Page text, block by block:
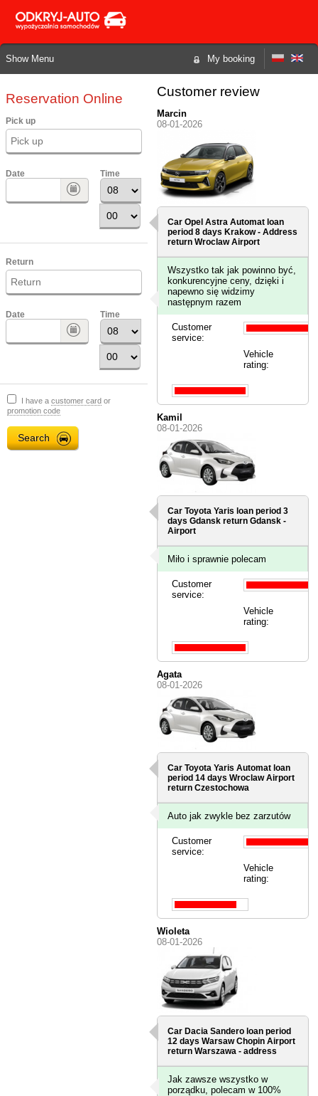
My booking
Show Menu
Reservation Online
Pick up
Date Time
Return
Date Time
I have a customer card or
promotion code
Customer review
Marcin
08-01-2026
Car Opel Astra Automat loan
period 8 days Krakow - Address
return Wroclaw Airport
Wszystko tak jak powinno być,
konkurencyjne ceny, dzięki i
napewno się widzimy
następnym razem
Customer
service:
Vehicle
rating:
Kamil
08-01-2026
Car Toyota Yaris loan period 3
daysGdansk return Gdansk -
Airport
Miło i sprawnie polecam
Customer
service:
Vehicle
rating:
Agata
08-01-2026
Car Toyota Yaris Automat loan
period 14 daysWroclaw Airport
return Czestochowa
Auto jak zwykle bez zarzutów
Customer
service:
Vehicle
rating:
Wioleta
08-01-2026
Car Dacia Sandero loan period
12 daysWarsaw Chopin Airport
return Warszawa - address
Jak zawsze wszystko w
porządku, polecam w 100%